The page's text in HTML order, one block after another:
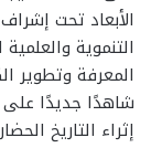
الأبعاد تحت
التنموية
المعرفة وتطوير
شاهدًا جديدًا
إثراء التاريخ